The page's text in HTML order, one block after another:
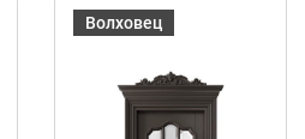
Волховец